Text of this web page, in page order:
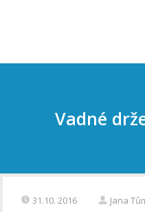
Vadné
31.10. 2016 Jana